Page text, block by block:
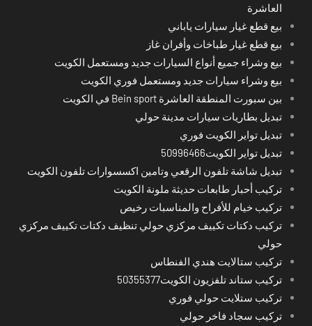
العاشرة
بيع قطع غيار سيارات ياباني
بيع قطع غيار طباخات وأفران غاز
بيع وشراء جميع أنواع السيارات جديد ومستعمل الكويت
بيع وشراء سيارات جديد ومستعمل فوري الكويت
بين سبورت المنطقة العاشرة Bein sport في الكويت
تبديل بطاريات سيارات مدينة حولي
تبديل تواير الكويت فوري
تبديل تواير الكويت50996466
تبديل شاشة تلفون الرقعي وتامين اكسسوارات تلفون الكويت
تركيب أحبار طابعات حديثة ملونة الكويت
تركيب خيام للأفراح والمناسبات رخيص
تركيب دكتات تكييف مركزي حولي تنظيف دكتات تكييف مركزي
حولي
تركيب ستالايت هندي الفنطاس
تركيب ستاند تلفزيون الكويت50355377
تركيب ستلايت حولي فوري
تركيب سجاد فاخر حولي